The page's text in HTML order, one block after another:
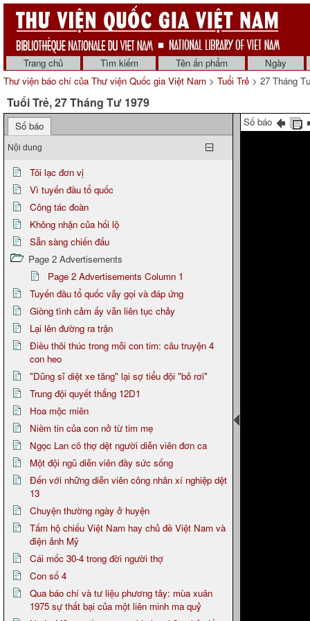
Trang chủ Tìm kiếm Tên ấn phẩm Ngày
Thư viện báo chí của Thư viện Quốc gia Việt Nam > Tuổi Trẻ > 27 Tháng
Tuổi Trẻ, 27 Tháng Tư 1979
Số báo
Nội dung
Tôi lạc đơn vị
Vì tuyến đầu tổ quốc
Công tác đoàn
Không nhận của hối lộ
Sẵn sàng chiến đấu
Page 2 Advertisements
Page 2 Advertisements Column 1
Tuyến đầu tổ quốc vẫy gọi và đáp ứng
Giòng tình cảm ấy vẫn liên tục chảy
Lại lên đường ra trận
Điều thôi thúc trong mỗi con tim: câu truyện 4
con heo
"Dũng sĩ diệt xe tăng" lại sợ tiểu đội "bỏ rơi"
Trung đội quyết thắng 12D1
Hoa mộc miên
Niềm tin của con nở từ tim mẹ
Ngọc Lan cô thợ dệt người diễn viên đơn ca
Một đội ngũ diễn viên đầy sức sống
Đến với những diễn viên công nhân xí nghiệp dệt
13
Chuyện thường ngày ở huyện
Tấm hộ chiếu Việt Nam hay chủ đề Việt Nam và
điện ảnh Mỹ
Cái mốc 30-4 trong đời người thợ
Con số 4
Qua báo chí và tư liệu phương tây: mùa xuân
1975 sự thất bại của một liên minh ma quỷ
Số báo